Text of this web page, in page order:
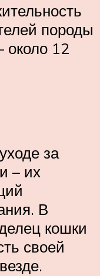
породы
около 12
за
– их
В
кошки
своей